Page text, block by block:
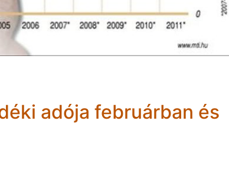
adója februárban és